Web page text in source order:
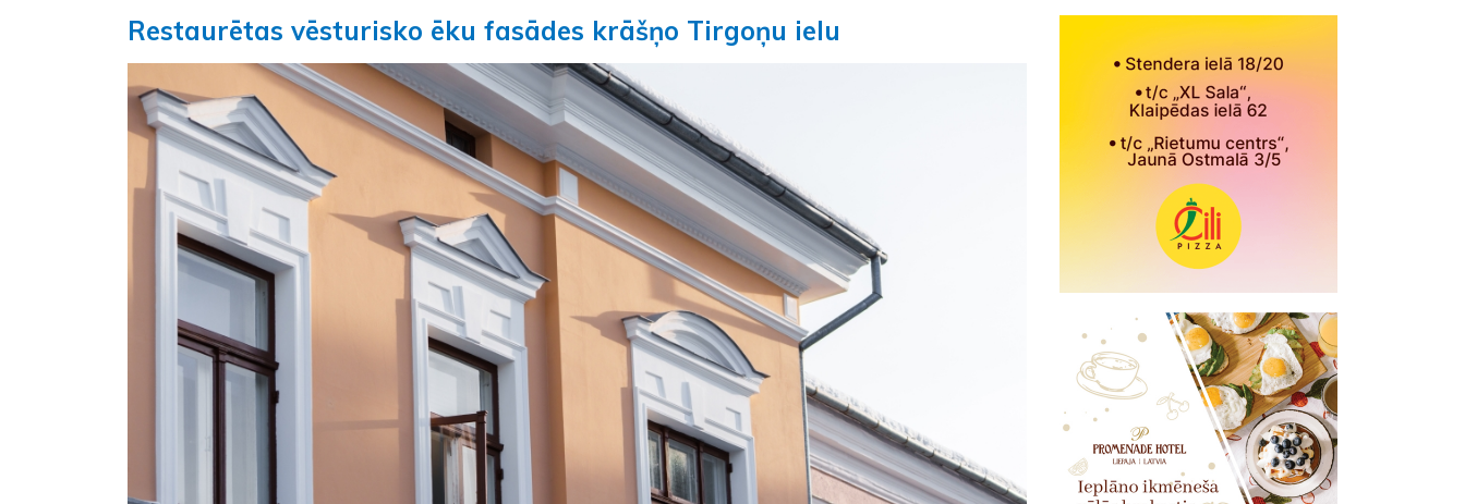
Restaurētas vēsturisko ēku fasādes krāšņo Tirgoņu ielu